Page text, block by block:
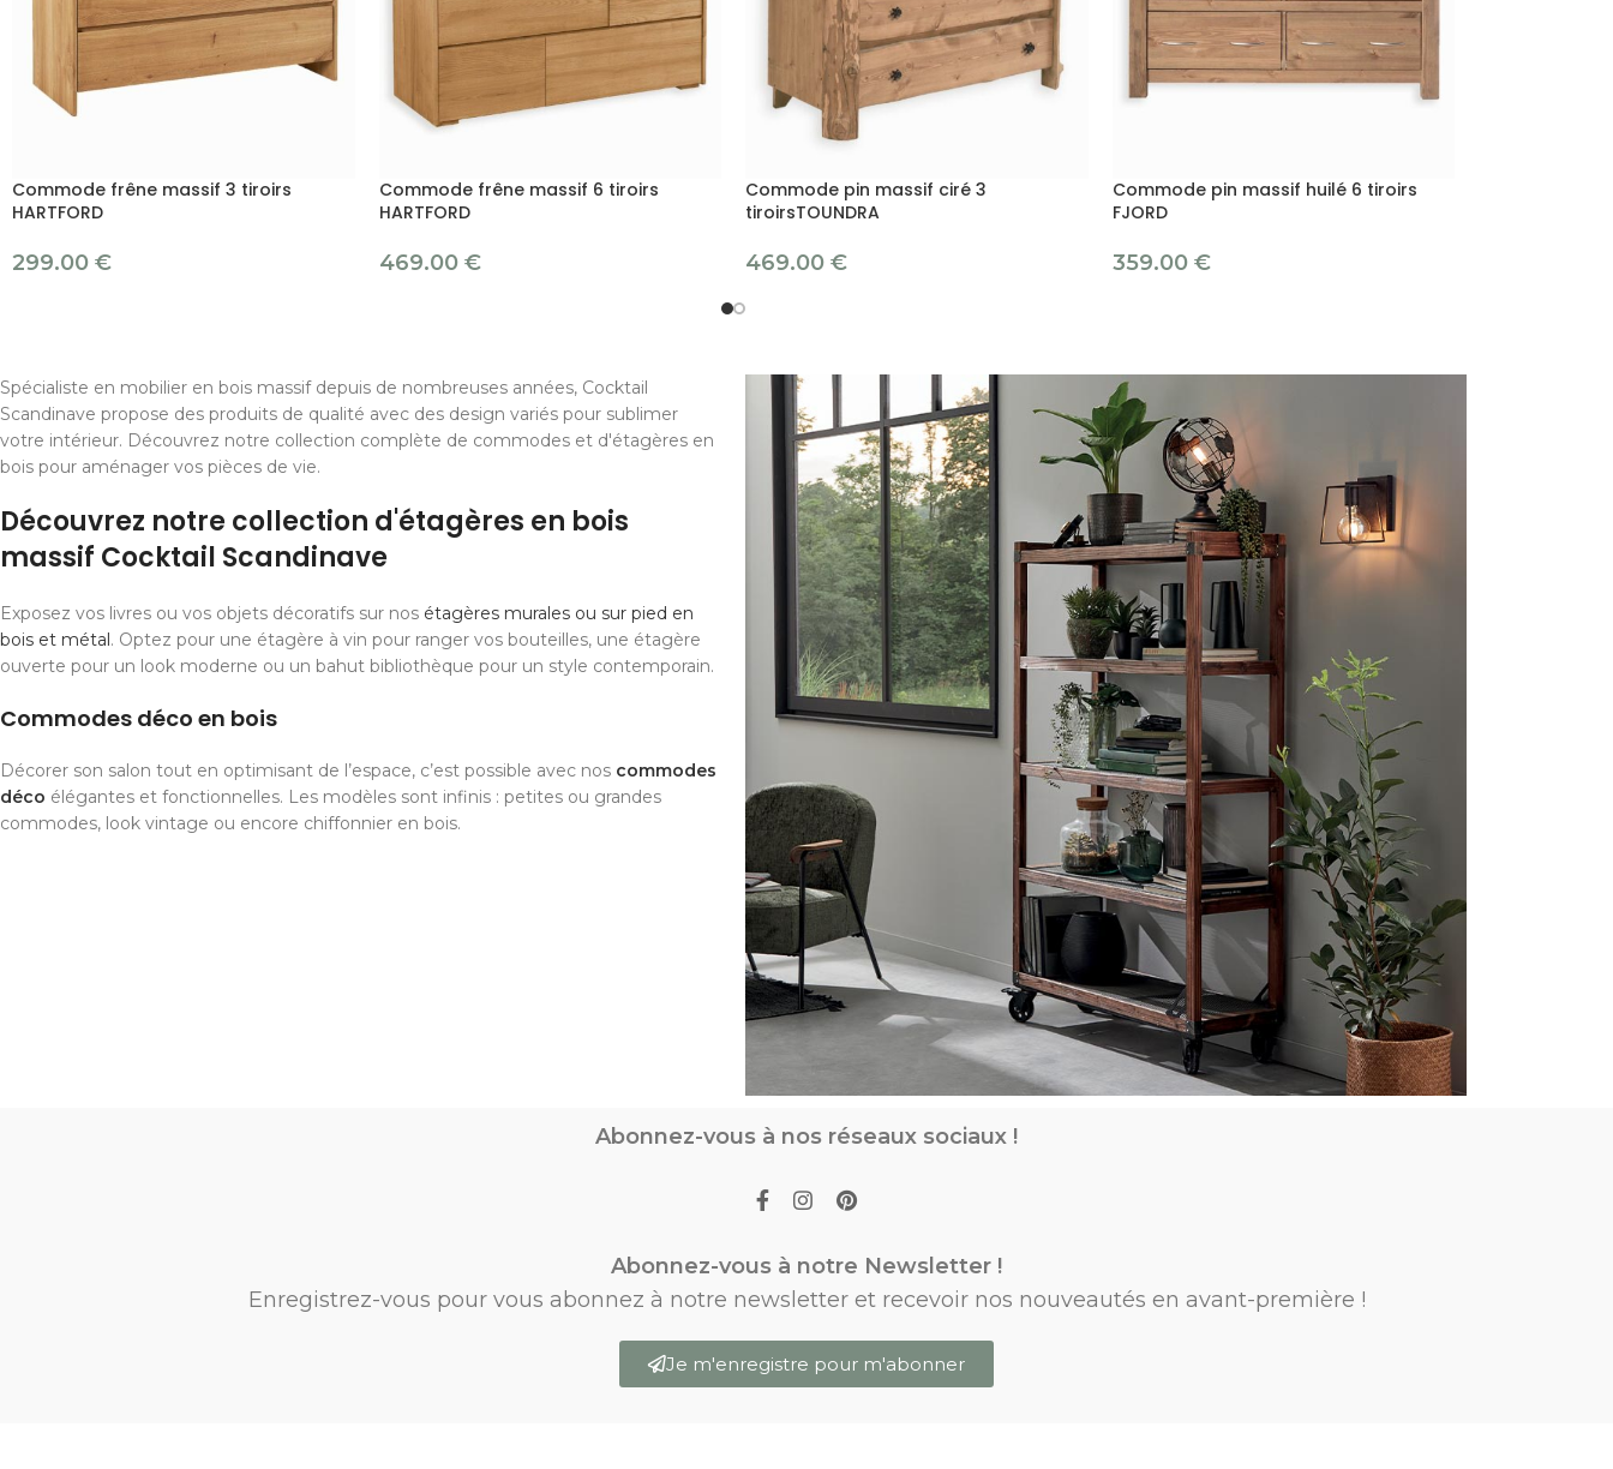
Commode frêne massif 3 tiroirs
HARTFORD
299.00 €
Commode frêne massif 6 tiroirs
HARTFORD
469.00 €
Commode pin massif ciré 3
tiroirsTOUNDRA
469.00 €
Commode pin massif huilé 6 tiroirs
FJORD
359.00 €
Spécialiste en mobilier en bois massif depuis de nombreuses années, Cocktail
Scandinave propose des produits de qualité avec des design variés pour sublimer
votre intérieur. Découvrez notre collection complète de commodes et d'étagères en
bois pour aménager vos pièces de vie.
Découvrez notre collection d'étagères en bois
massif Cocktail Scandinave
Exposez vos livres ou vos objets décoratifs sur nos étagères murales ou sur pied en
bois et métal. Optez pour une étagère à vin pour ranger vos bouteilles, une étagère
ouverte pour un look moderne ou un bahut bibliothèque pour un style contemporain.
Commodes déco en bois
Décorer son salon tout en optimisant de l’espace, c’est possible avec nos commodes
déco élégantes et fonctionnelles. Les modèles sont infinis : petites ou grandes
commodes, look vintage ou encore chiffonnier en bois.
Abonnez-vous à nos réseaux sociaux !
Abonnez-vous à notre Newsletter !
Enregistrez-vous pour vous abonnez à notre newsletter et recevoir nos nouveautés en avant-première !
Je m'enregistre pour m'abonner